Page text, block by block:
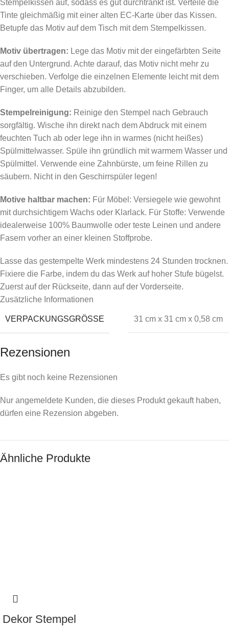
Stempelkissen auf, sodass es gut durchtränkt ist. Verteile die
Tinte gleichmäßig mit einer alten EC-Karte über das Kissen.
Betupfe das Motiv auf dem Tisch mit dem Stempelkissen.
Motiv übertragen: Lege das Motiv mit der eingefärbten Seite
auf den Untergrund. Achte darauf, das Motiv nicht mehr zu
verschieben. Verfolge die einzelnen Elemente leicht mit dem
Finger, um alle Details abzubilden.
Stempelreinigung: Reinige den Stempel nach Gebrauch
sorgfältig. Wische ihn direkt nach dem Abdruck mit einem
feuchten Tuch ab oder lege ihn in warmes (nicht heißes)
Spülmittelwasser. Spüle ihn gründlich mit warmem Wasser und
Spülmittel. Verwende eine Zahnbürste, um feine Rillen zu
säubern. Nicht in den Geschirrspüler legen!
Motive haltbar machen: Für Möbel: Versiegele wie gewohnt
mit durchsichtigem Wachs oder Klarlack. Für Stoffe: Verwende
idealerweise 100% Baumwolle oder teste Leinen und andere
Fasern vorher an einer kleinen Stoffprobe.
Lasse das gestempelte Werk mindestens 24 Stunden trocknen.
Fixiere die Farbe, indem du das Werk auf hoher Stufe bügelst.
Zuerst auf der Rückseite, dann auf der Vorderseite.
Zusätzliche Informationen
VERPACKUNGSGRÖSSE 31 cm x 31 cm x 0,58 cm
Rezensionen
Es gibt noch keine Rezensionen
Nur angemeldete Kunden, die dieses Produkt gekauft haben,
dürfen eine Rezension abgeben.
Ähnliche Produkte
Dekor Stempel